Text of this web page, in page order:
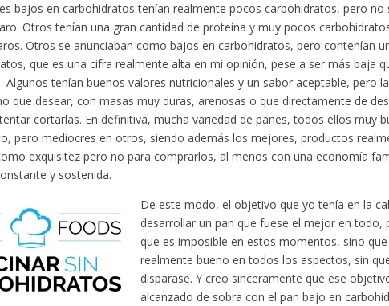
bajos en carbohidratos tenían realmente pocos carbohidratos, pero no
Otros tenían una gran cantidad de proteína y muy pocos
Otros se anunciaban como bajos en carbohidratos, pero contenían
que es una cifra realmente alta en mi opinión, pese a ser más baja
Algunos tenían buenos valores nutricionales y un sabor aceptable, pero
que desear, con masas muy duras, arenosas o que directamente de
cortarlas. En definitiva, mucha variedad de panes, todos ellos muy
pero mediocres en otros, siendo además los mejores, productos
exquisitez pero no para comprarlos, al menos con una economía
y sostenida.
De este modo, el objetivo que yo tenía en la
desarrollar un pan que fuese el mejor en todo,
que es imposible en estos momentos, sino
realmente bueno en todos los aspectos, sin
disparase. Y creo sinceramente que ese
alcanzado de sobra con el pan bajo en